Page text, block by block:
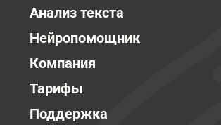
Анализ текста
Нейропомощник
Компания
Тарифы
Поддержка